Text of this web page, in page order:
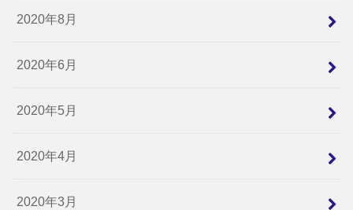
2020年8月
2020年6月
2020年5月
2020年4月
2020年3月